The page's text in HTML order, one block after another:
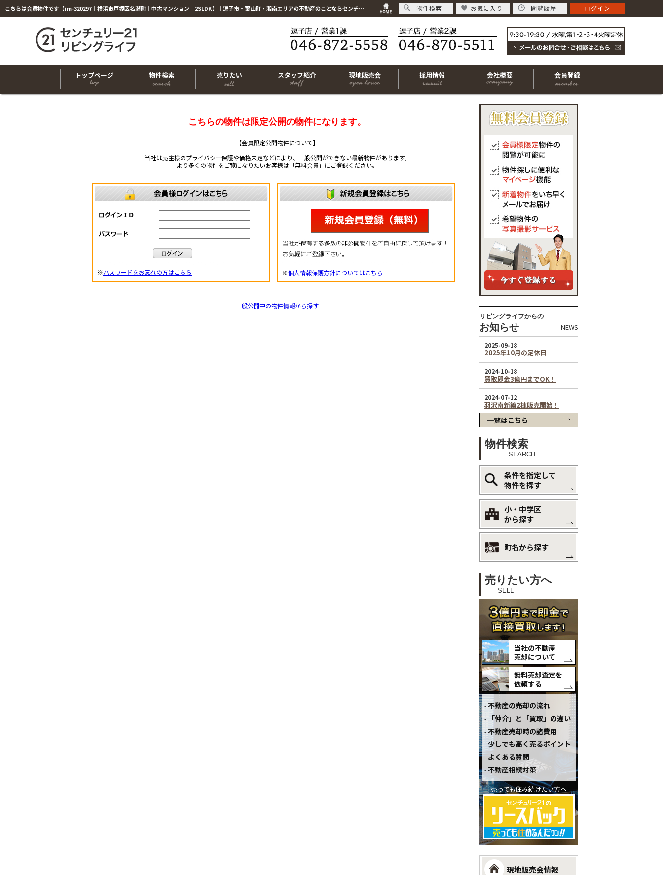
こちらは会員物件です【im-320297｜横浜市戸塚区名瀬町｜中古マンション｜2SLDK】｜逗子市・葉山町・湘南エリアの不動産のことならセンチュリー21リビングライフにお任せください！
トップページ 物件検索 売りたい スタッフ紹介 現地販売会 採用情報 会社概要 会員登録
こちらの物件は限定公開の物件になります。
【会員限定公開物件について】
当社は売主様のプライバシー保護や価格未定などにより、一般公開ができない最新物件があります。
より多くの物件をご覧になりたいお客様は「無料会員」にご登録ください。
※パスワードをお忘れの方はこちら ※個人情報保護方針についてはこちら
一般公開中の物件情報から探す
リビングライフからの
お知らせ NEWS
一覧はこちら
物件検索
SEARCH
条件を指定して
物件を探す
小・中学区
から探す
町名から探す
売りたい方へ
SELL
当社の不動産
売却について
無料売却査定を
依頼する
不動産の売却の流れ
「仲介」と「買取」の違い
不動産売却時の諸費用
少しでも高く売るポイント
よくある質問
不動産相続対策
売っても住み続けたい方へ
現地販売会情報
物件検索 お気に入り 閲覧履歴 ログイン